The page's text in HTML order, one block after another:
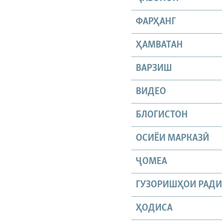
ФАРҲАНГ
ҲАМВАТАН
ВАРЗИШ
ВИДЕО
БЛОГИСТОН
ОСИЁИ МАРКАЗӢ
ҶОМEА
ГУЗОРИШҲОИ
ҲОДИСА